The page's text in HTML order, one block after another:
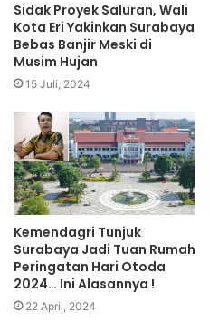
Sidak Proyek Saluran, Wali
Kota Eri Yakinkan Surabaya
Bebas Banjir Meski di
Musim Hujan
15 Juli, 2024
Kemendagri Tunjuk
Surabaya Jadi Tuan Rumah
Peringatan Hari Otoda
2024… Ini Alasannya !
22 April, 2024